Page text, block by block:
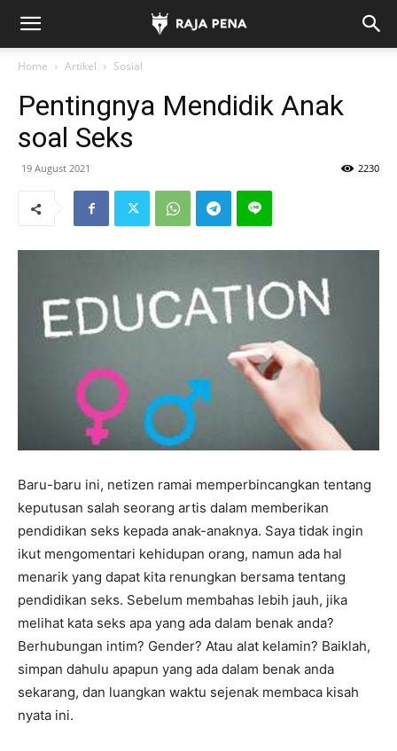
Home Artikel Sosial
Pentingnya Mendidik Anak
soal Seks
19 August 2021 2230
Baru-baru ini, netizen ramai memperbincangkan tentang
keputusan salah seorang artis dalam memberikan
pendidikan seks kepada anak-anaknya. Saya tidak ingin
ikut mengomentari kehidupan orang, namun ada hal
menarik yang dapat kita renungkan bersama tentang
pendidikan seks. Sebelum membahas lebih jauh, jika
melihat kata seks apa yang ada dalam benak anda?
Berhubungan intim? Gender? Atau alat kelamin? Baiklah,
simpan dahulu apapun yang ada dalam benak anda
sekarang, dan luangkan waktu sejenak membaca kisah
nyata ini.